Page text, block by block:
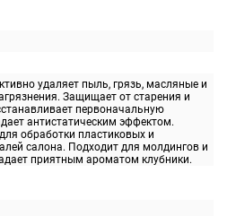
удаляет пыль, грязь, масляные и
Защищает от старения и
первоначальную
антистатическим эффектом.
обработки пластиковых и
салона. Подходит для молдингов и
приятным ароматом клубники.